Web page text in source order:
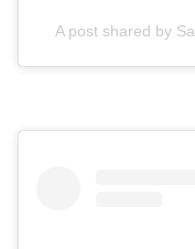
A post shared by